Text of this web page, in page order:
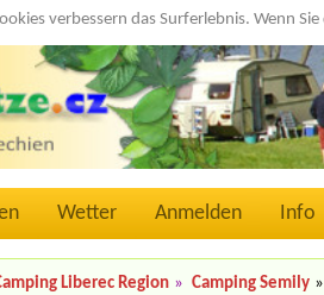
verbessern das Surferlebnis. Wenn
Wetter Anmelden Info
Liberec Region » Camping Semily »